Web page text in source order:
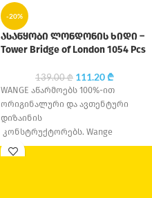
-20%
ასაწყობი ლონდონის ხიდი –
Tower Bridge of London 1054 Pcs
139.00₾ 111.20₾
WANGE აწარმოებს 100%-ით
ორიგინალური და ავთენტური
დიზაინის
კონსტრუქტორებს. Wange
Education დაარსდა 1995 წელს,
თავდაპირველად მცირე საოჯახო